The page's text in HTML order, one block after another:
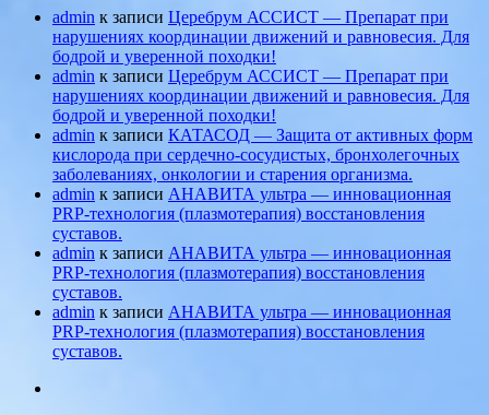
admin к записи Церебрум АССИСТ — Препарат при
нарушениях координации движений и равновесия. Для
бодрой и уверенной походки!
admin к записи Церебрум АССИСТ — Препарат при
нарушениях координации движений и равновесия. Для
бодрой и уверенной походки!
admin к записи КАТАСОД — Защита от активных форм
кислорода при сердечно-сосудистых, бронхолегочных
заболеваниях, онкологии и старения организма.
admin к записи АНАВИТА ультра — инновационная
PRP-технология (плазмотерапия) восстановления
суставов.
admin к записи АНАВИТА ультра — инновационная
PRP-технология (плазмотерапия) восстановления
суставов.
admin к записи АНАВИТА ультра — инновационная
PRP-технология (плазмотерапия) восстановления
суставов.